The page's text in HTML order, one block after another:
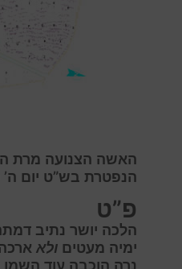
האשה הצנועה מרת
הנפטרת בש”ט יום
פ”ט
הלכה יושר נתיבד
ימיה מעטיםולא
נרה הוכבה עוד